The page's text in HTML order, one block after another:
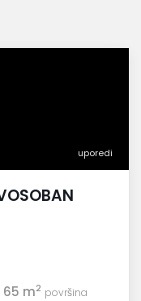
uporedi
65 m2 površina